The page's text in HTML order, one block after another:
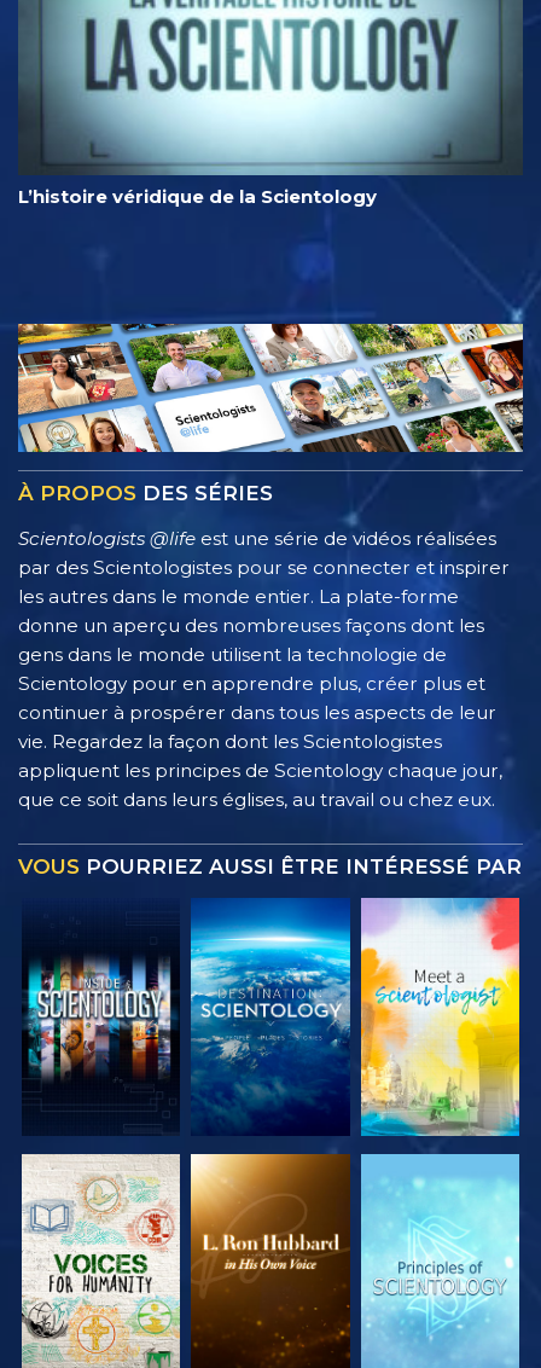
L’histoire véridique de la Scientology
À PROPOS DES SÉRIES
Scientologists @life est une série de vidéos réalisées
par des Scientologistes pour se connecter et inspirer
les autres dans le monde entier. La plate-forme
donne un aperçu des nombreuses façons dont les
gens dans le monde utilisent la technologie de
Scientology pour en apprendre plus, créer plus et
continuer à prospérer dans tous les aspects de leur
vie. Regardez la façon dont les Scientologistes
appliquent les principes de Scientology chaque jour,
que ce soit dans leurs églises, au travail ou chez eux.
VOUS POURRIEZ AUSSI ÊTRE INTÉRESSÉ PAR
DÉCOUVRIR
LES SÉRIES
DÉCOUVRIR
LES SÉRIES
DÉCOUVRIR
LES SÉRIES